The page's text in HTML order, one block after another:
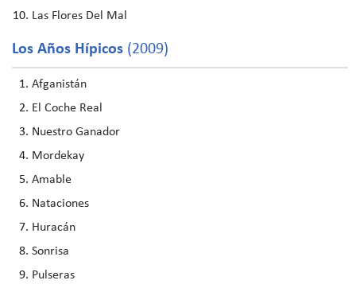
Las Flores Del Mal
Los Años Hípicos (2009)
Afganistán
El Coche Real
Nuestro Ganador
Mordekay
Amable
Nataciones
Huracán
Sonrisa
Pulseras